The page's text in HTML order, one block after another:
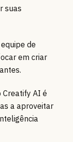
suas
de
em criar
Creatify AI é
a aproveitar